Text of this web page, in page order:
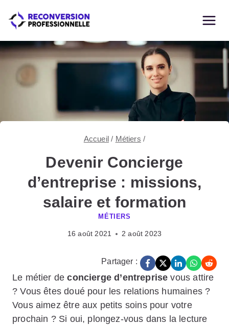
Accueil / Métiers /
Devenir Concierge
d’entreprise : missions,
salaire et formation
MÉTIERS
16 août 2021 2 août 2023
Partager :
Le métier deconcierge d’entreprisevous attire
? Vous êtes doué pour les relations humaines ?
Vous aimez être aux petits soins pour votre
prochain ? Si oui, plongez-vous dans la lecture